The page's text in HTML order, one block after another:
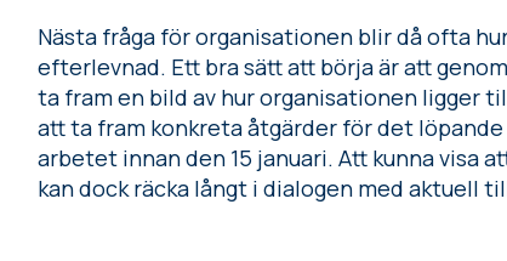
Nästa fråga för organisationen blir då ofta
efterlevnad. Ett bra sätt att börja är att
ta fram en bild av hur organisationen ligger
att ta fram konkreta åtgärder för det
arbetet innan den 15 januari. Att kunna visa
kan dock räcka långt i dialogen med aktuell